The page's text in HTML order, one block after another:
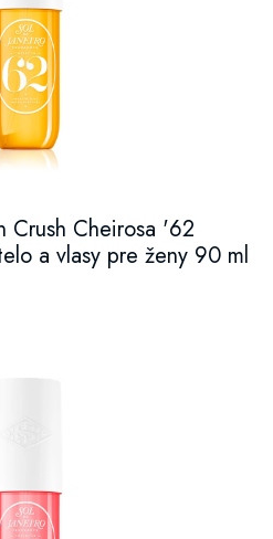
Crush Cheirosa '62
a vlasy pre ženy 90 ml